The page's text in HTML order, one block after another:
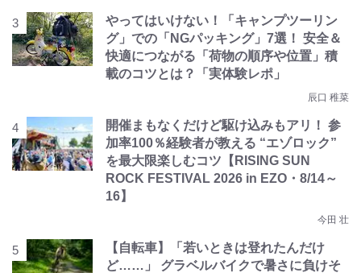
やってはいけない！「キャンプツーリン
グ」での「NGパッキング」7選！ 安全＆
快適につながる「荷物の順序や位置」積
載のコツとは？「実体験レポ」
辰口 稚菜
開催まもなくだけど駆け込みもアリ！ 参
加率100％経験者が教える “エゾロック”
を最大限楽しむコツ【RISING SUN
ROCK FESTIVAL 2026 in EZO・8/14～
16】
今田 壮
【自転車】「若いときは登れたんだけ
ど……」 グラベルバイクで暑さに負けそ